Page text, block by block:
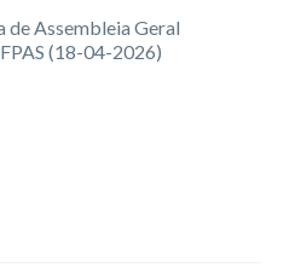
de Assembleia Geral
(18-04-2026)